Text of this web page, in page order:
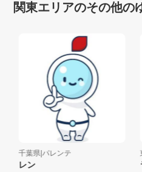
関東エリアのその他の
千葉県|パレンテ
レン